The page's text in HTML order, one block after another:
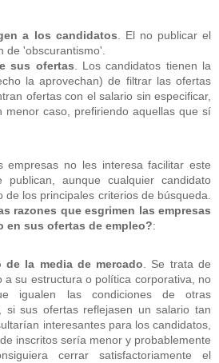
a los candidatos. El no publicar el
de 'obscurantismo'.
sus ofertas. Los candidatos tienen la
la aprovechan) de filtrar las ofertas
ofertas con el salario sin especificar,
menor caso, prefiriendo aquellas que sí
empresas no les interesa facilitar este
aunque cualquier candidato
los principales criterios de búsqueda.
razones que esgrimen las empresas
en sus ofertas de empleo?:
de la media de mercado . Se trata de
a su estructura o política corporativa, no
igualen las condiciones de otras
si sus ofertas reflejasen un salario tan
interesantes para los candidatos,
inscritos sería menor y probablemente
cerrar satisfactoriamente el